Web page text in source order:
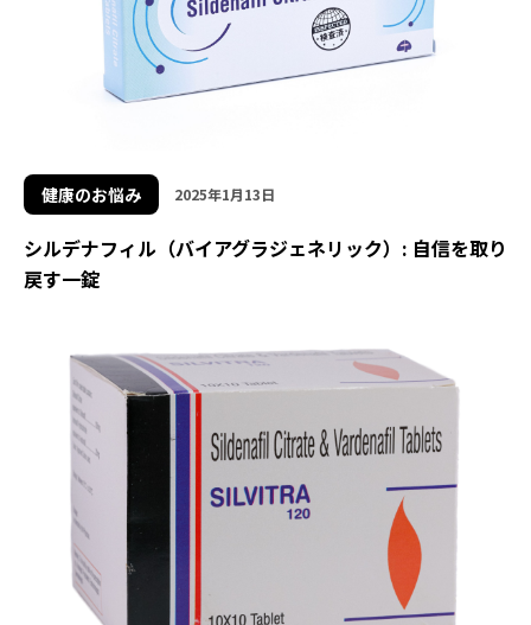
健康のお悩み 2025年1月13日
シルデナフィル（バイアグラジェネリック）: 自信を取り
戻す一錠